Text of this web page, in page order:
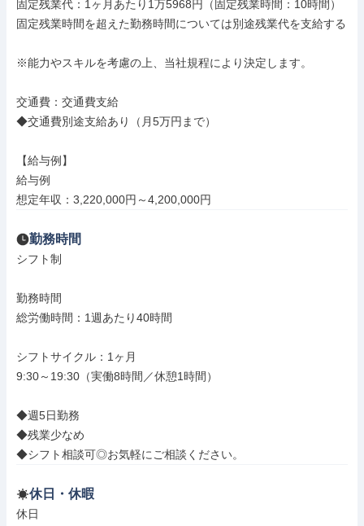
固定残業代：1ヶ月あたり1万5968円（固定残業時間：10時間）
固定残業時間を超えた勤務時間については別途残業代を支給する
※能力やスキルを考慮の上、当社規程により決定します。
交通費：交通費支給
◆交通費別途支給あり（月5万円まで）
【給与例】
給与例
想定年収：3,220,000円～4,200,000円
勤務時間
シフト制
勤務時間
総労働時間：1週あたり40時間
シフトサイクル：1ヶ月
9:30～19:30（実働8時間／休憩1時間）
◆週5日勤務
◆残業少なめ
◆シフト相談可◎お気軽にご相談ください。
休日・休暇
休日